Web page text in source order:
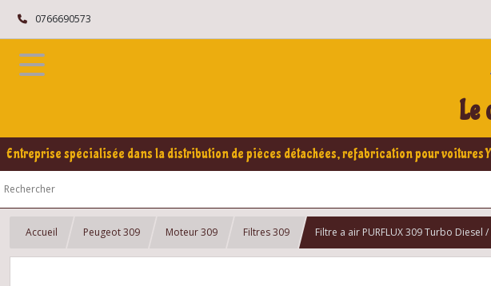
0766690573
Le
Entreprise spécialisée dans la distribution de pièces détachées, refabrication pour voitures
Accueil Peugeot 309 Moteur 309 Filtres 309 Filtre a air PURFLUX 309 Turbo Diesel